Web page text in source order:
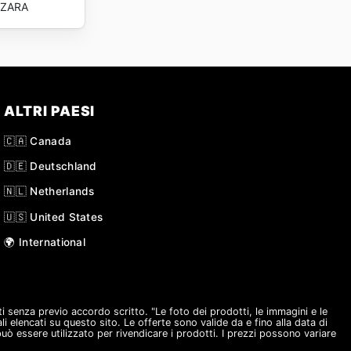
ZARA
ALTRI PAESI
🇨🇦 Canada
🇩🇪 Deutschland
🇳🇱 Netherlands
🇺🇸 United States
🌍 International
previo accordo scritto. "Le foto dei prodotti, le immagini e le
su questo sito. Le offerte sono valide da e fino alla data di
essere utilizzato per rivendicare i prodotti. I prezzi possono variare